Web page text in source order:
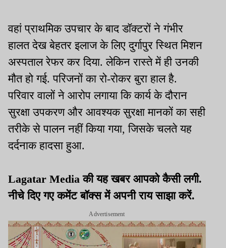
वहां प्राथमिक उपचार के बाद डॉक्टरों ने गंभीर
हालत देख बेहतर इलाज के लिए दुर्गापुर स्थित मिशन
अस्पताल रेफर कर दिया. लेकिन रास्ते में ही उनकी
मौत हो गई. परिजनों का रो-रोकर बुरा हाल है.
परिवार वालों ने आरोप लगाया कि कार्य के दौरान
सुरक्षा उपकरण और आवश्यक सुरक्षा मानकों का सही
तरीके से पालन नहीं किया गया, जिसके चलते यह
दर्दनाक हादसा हुआ.
Lagatar Media की यह खबर आपको कैसी लगी.
नीचे दिए गए कमेंट बॉक्स में अपनी राय साझा करें.
Advertisement